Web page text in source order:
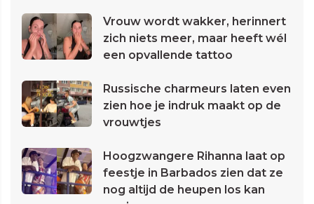
Vrouw wordt wakker, herinnert
zich niets meer, maar heeft wél
een opvallende tattoo
Russische charmeurs laten even
zien hoe je indruk maakt op de
vrouwtjes
Hoogzwangere Rihanna laat op
feestje in Barbados zien dat ze
nog altijd de heupen los kan